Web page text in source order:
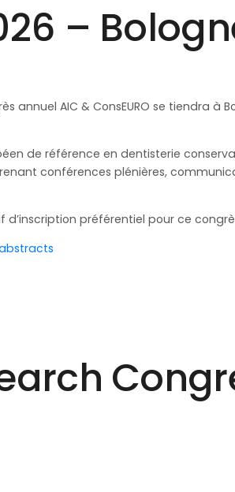
–
annuel AIC & ConsEURO se tiendra à
de référence en dentisterie
conférences plénières,
d’inscription préférentiel pour ce